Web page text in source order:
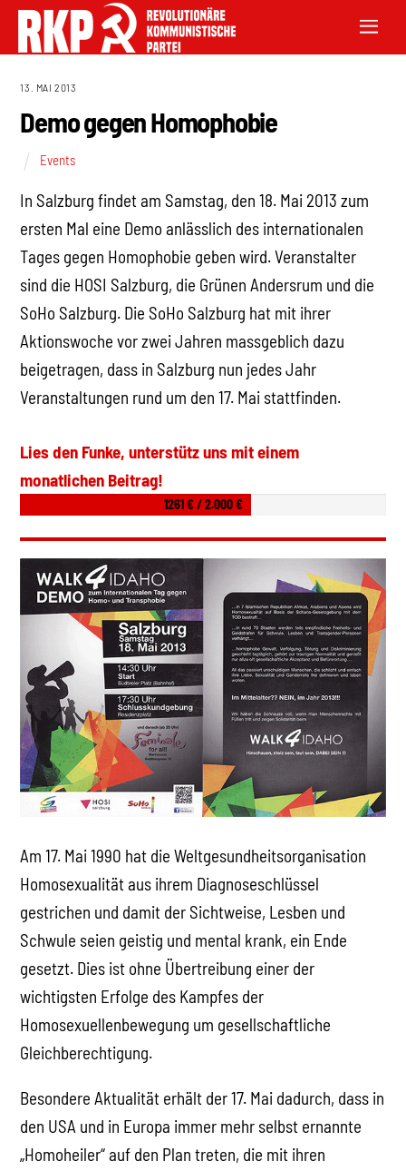
13. MAI 2013
Demo gegen Homophobie
Events
In Salzburg findet am Samstag, den 18. Mai 2013 zum
ersten Mal eine Demo anlässlich des internationalen
Tages gegen Homophobie geben wird. Veranstalter
sind die HOSI Salzburg, die Grünen Andersrum und die
SoHo Salzburg. Die SoHo Salzburg hat mit ihrer
Aktionswoche vor zwei Jahren massgeblich dazu
beigetragen, dass in Salzburg nun jedes Jahr
Veranstaltungen rund um den 17. Mai stattfinden.
Lies den Funke, unterstütz uns mit einem
monatlichen Beitrag!
1261 € / 2.000 €
Am 17. Mai 1990 hat die Weltgesundheitsorganisation
Homosexualität aus ihrem Diagnoseschlüssel
gestrichen und damit der Sichtweise, Lesben und
Schwule seien geistig und mental krank, ein Ende
gesetzt. Dies ist ohne Übertreibung einer der
wichtigsten Erfolge des Kampfes der
Homosexuellenbewegung um gesellschaftliche
Gleichberechtigung.
Besondere Aktualität erhält der 17. Mai dadurch, dass in
den USA und in Europa immer mehr selbst ernannte
„Homoheiler“ auf den Plan treten, die mit ihren